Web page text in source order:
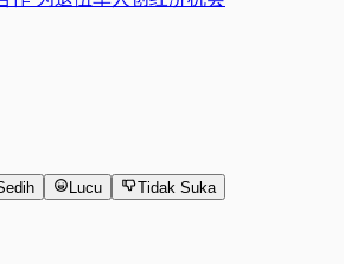
Lucu Tidak Suka